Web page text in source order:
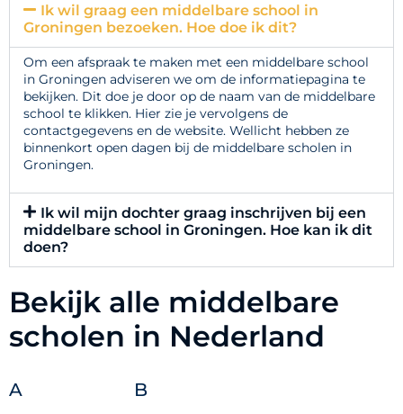
Ik wil graag een middelbare school in
Groningen bezoeken. Hoe doe ik dit?
Om een afspraak te maken met een middelbare school
in Groningen adviseren we om de informatiepagina te
bekijken. Dit doe je door op de naam van de middelbare
school te klikken. Hier zie je vervolgens de
contactgegevens en de website. Wellicht hebben ze
binnenkort open dagen bij de middelbare scholen in
Groningen.
Ik wil mijn dochter graag inschrijven bij een
middelbare school in Groningen. Hoe kan ik dit
doen?
Bekijk alle middelbare
scholen in Nederland
A B